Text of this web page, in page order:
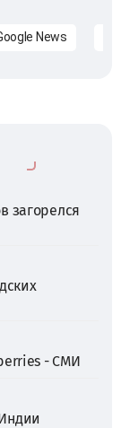
News
загорелся
- СМИ